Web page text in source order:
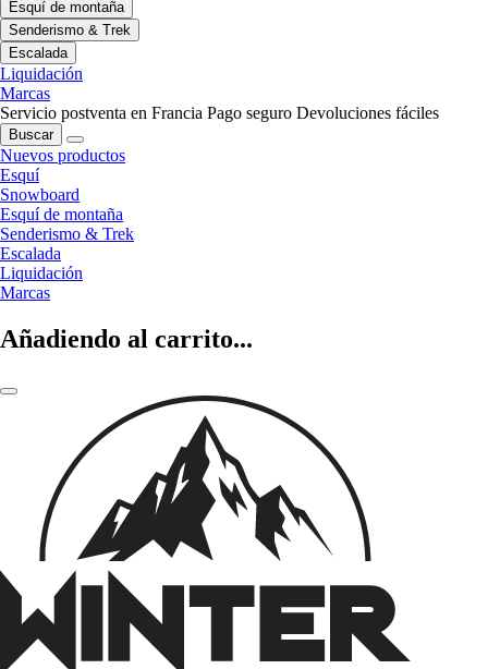
Esquí de montaña
Senderismo & Trek
Escalada
Liquidación
Marcas
Servicio postventa en Francia Pago seguro Devoluciones fáciles
Buscar
Nuevos productos
Esquí
Snowboard
Esquí de montaña
Senderismo & Trek
Escalada
Liquidación
Marcas
Añadiendo al carrito...